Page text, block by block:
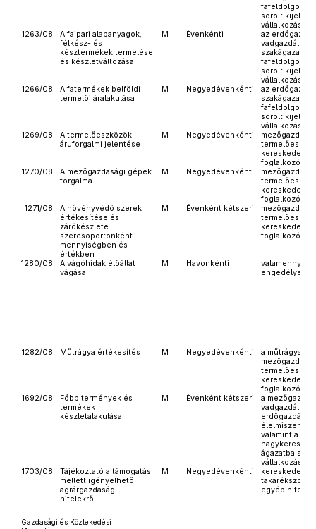
fafeldolgozás
sorolt kijelölt
vállalkozások
1263/08
A faipari alapanyagok,
félkész- és
késztermékek termelése
és készletváltozása
M Évenkénti
az
szakágazatba
fafeldolgozás
sorolt kijelölt
vállalkozások
1266/08
A fatermékek belföldi
termelői áralakulása
M Negyedévenkénti
az
szakágazatba
sorolt kijelölt
vállalkozások
1269/08
A termelőeszközök
áruforgalmi jelentése
M Negyedévenkénti
foglalkozó
1270/08
A mezőgazdasági gépek
forgalma
M Negyedévenkénti
foglalkozó
1271/08
A növényvédő szerek
értékesítése és
zárókészlete
szercsoportonként
mennyiségben és
értékben
M Évenként kétszeri
foglalkozó
1280/08
A vágóhidak élőállat
vágása
M Havonkénti
valamennyi
1282/08 Műtrágya értékesítés M Negyedévenkénti
a műtrágya
termelőeszköz
foglalkozó
1692/08
Főbb termények és
termékek
készletalakulása
M Évenként kétszeri
a
élelmiszer,
valamint a
ágazatba
vállalkozások
1703/08
Tájékoztató a támogatás
mellett igényelhető
agrárgazdasági
hitelekről
M Negyedévenkénti
kereskedelmi
egyéb
Gazdasági és Közlekedési